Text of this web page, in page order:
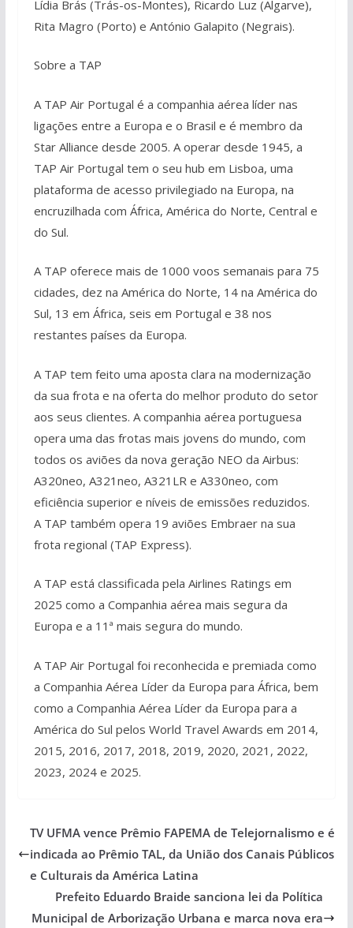
Lídia Brás (Trás-os-Montes), Ricardo Luz (Algarve),
Rita Magro (Porto) e António Galapito (Negrais).
Sobre a TAP
A TAP Air Portugal é a companhia aérea líder nas
ligações entre a Europa e o Brasil e é membro da
Star Alliance desde 2005. A operar desde 1945, a
TAP Air Portugal tem o seu hub em Lisboa, uma
plataforma de acesso privilegiado na Europa, na
encruzilhada com África, América do Norte, Central e
do Sul.
A TAP oferece mais de 1000 voos semanais para 75
cidades, dez na América do Norte, 14 na América do
Sul, 13 em África, seis em Portugal e 38 nos
restantes países da Europa.
A TAP tem feito uma aposta clara na modernização
da sua frota e na oferta do melhor produto do setor
aos seus clientes. A companhia aérea portuguesa
opera uma das frotas mais jovens do mundo, com
todos os aviões da nova geração NEO da Airbus:
A320neo, A321neo, A321LR e A330neo, com
eficiência superior e níveis de emissões reduzidos.
A TAP também opera 19 aviões Embraer na sua
frota regional (TAP Express).
A TAP está classificada pela Airlines Ratings em
2025 como a Companhia aérea mais segura da
Europa e a 11ª mais segura do mundo.
A TAP Air Portugal foi reconhecida e premiada como
a Companhia Aérea Líder da Europa para África, bem
como a Companhia Aérea Líder da Europa para a
América do Sul pelos World Travel Awards em 2014,
2015, 2016, 2017, 2018, 2019, 2020, 2021, 2022,
2023, 2024 e 2025.
TV UFMA vence Prêmio FAPEMA de Telejornalismo e é
indicada ao Prêmio TAL, da União dos Canais Públicos
e Culturais da América Latina
Prefeito Eduardo Braide sanciona lei da Política
Municipal de Arborização Urbana e marca nova era